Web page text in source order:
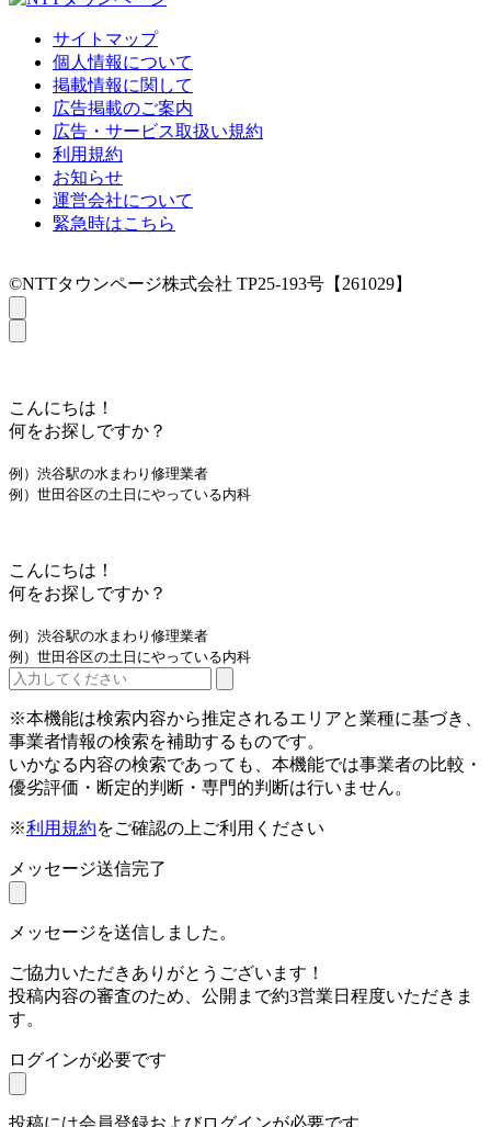
サイトマップ
個人情報について
掲載情報に関して
広告掲載のご案内
広告・サービス取扱い規約
利用規約
お知らせ
運営会社について
緊急時はこちら
©NTTタウンページ株式会社 TP25-193号【261029】
こんにちは！
何をお探しですか？
例）渋谷駅の水まわり修理業者
例）世田谷区の土日にやっている内科
こんにちは！
何をお探しですか？
例）渋谷駅の水まわり修理業者
例）世田谷区の土日にやっている内科
※本機能は検索内容から推定されるエリアと業種に基づき、
事業者情報の検索を補助するものです。
いかなる内容の検索であっても、本機能では事業者の比較・
優劣評価・断定的判断・専門的判断は行いません。
※利用規約をご確認の上ご利用ください
メッセージ送信完了
メッセージを送信しました。
ご協力いただきありがとうございます！
投稿内容の審査のため、公開まで約3営業日程度いただきま
す。
ログインが必要です
投稿には会員登録およびログインが必要です